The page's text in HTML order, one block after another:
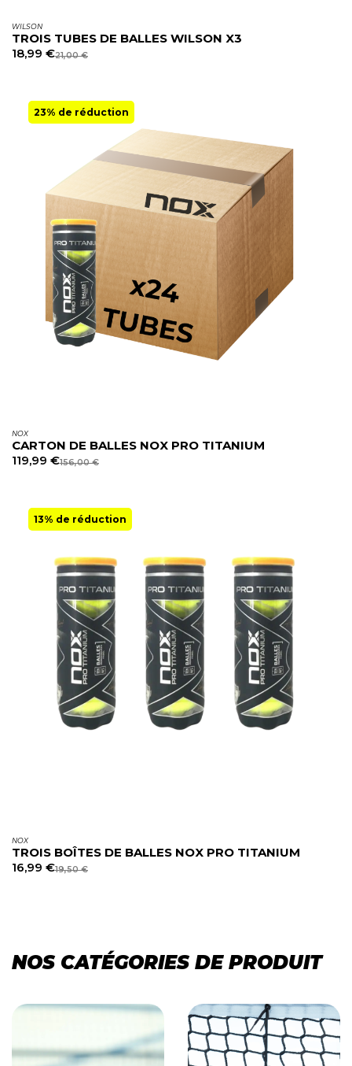
WILSON
TROIS TUBES DE BALLES WILSON X3
18,99 €21,00€
23% de réduction
NOX
CARTON DE BALLES NOX PRO TITANIUM
119,99 €156,00€
13% de réduction
NOX
TROIS BOÎTES DE BALLES NOX PRO TITANIUM
16,99 €19,50€
NOS CATÉGORIES DE PRODUIT